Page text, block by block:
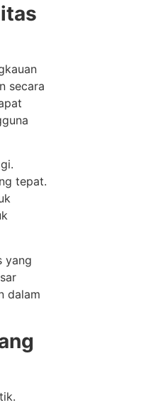
secara
tepat.
yang
dalam